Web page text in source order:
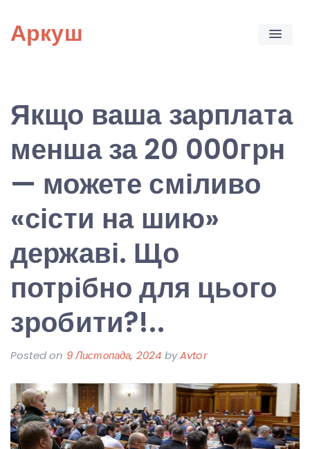
content
Аркуш
Якщо ваша зарплата
менша за 20 000грн
— можете сміливо
«сісти на шию»
державі. Що
потрібно для цього
зробити?!..
Posted on 9 Листопада, 2024 byAvtor